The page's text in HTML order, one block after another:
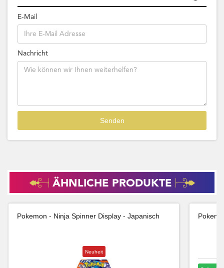
E-Mail
Nachricht
ÄHNLICHE PRODUKTE
Pokemon - Ninja Spinner Display - Japanisch
Neuheit